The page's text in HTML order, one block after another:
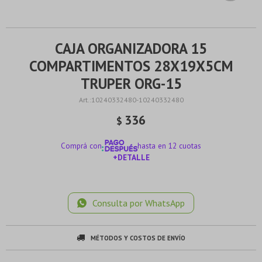
CAJA ORGANIZADORA 15
COMPARTIMENTOS 28X19X5CM
TRUPER ORG-15
10240332480-10240332480
$ 336
Comprá con
hasta en 12 cuotas
+DETALLE
Consulta por WhatsApp
MÉTODOS Y COSTOS DE ENVÍO